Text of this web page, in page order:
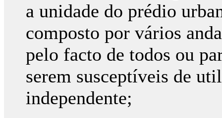
a unidade do prédio
composto por vários
pelo facto de todos ou
serem susceptíveis de
independente;